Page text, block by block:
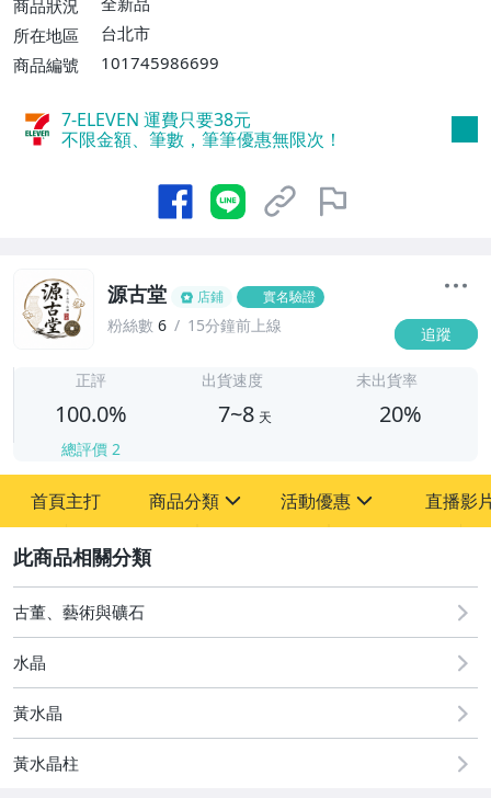
費】、宅配/貨運【單件運費$120、滿5件
商品狀況
所在地區
台北市
商品編號
101745986699
7-ELEVEN 運費只要38元
不限金額、筆數，筆筆優惠無限次！
源古堂 店鋪 實名驗證
粉絲數 6 15分鐘前上線 追蹤
正評
100.0%
總評價 2
出貨速度
7~8 天
未出貨率
20%
首頁主打 商品分類
其它
活動優惠
[全店] 周年慶
[全店] 粉絲專享
直播影
古董、藝術與礦石
水晶
黃水晶
黃水晶柱